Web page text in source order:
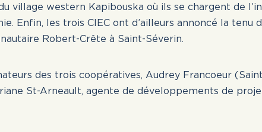
village western Kapibouska où ils se chargent de
Enfin, les trois CIEC ont d’ailleurs annoncé la
Robert-Crête à Saint-Séverin.
des trois coopératives, Audrey Francoeur
St-Arneault, agente de développements de
noter que, dans les offres présentées
est utilisé uniquement dans le but
publiées ici sont toujours
postuler est échue ou même si la date de